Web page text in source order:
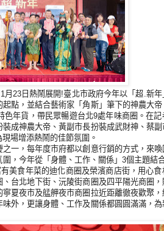
1 月 23日熱鬧展開 !臺北市政府今年以「超 新年
點，並結合藝術家「角斯」筆下的神農大帝
色年貨，帶民眾暢遊台北9處年味商圈。在記
成神農大帝、黃副市長扮裝成武財神、蔡副
場增添熱鬧的佳節氛圍。
一，每年度市府都以創意行銷的方式，來喚
，今年從「身體、工作、關係」 3個主題結
美食年菜的迪化商圈及榮濱商店街，用心食
台北地下街、沅陵街商圈及四平陽光商圈，
夏夜市及艋舺夜市商圈拉近距離徹夜歡聚，
外，更讓身體、工作及關係都圓圓滿滿，為